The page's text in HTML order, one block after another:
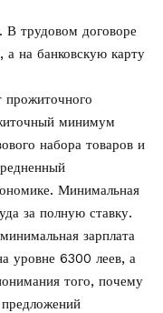
В трудовом договоре
а на банковскую карту
прожиточного
минимум
набора товаров и
Минимальная
за полную ставку.
зарплата
уровне 6300 леев, а
того, почему